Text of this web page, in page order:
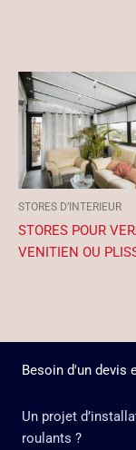
STORES D’INTERIEUR
STORES POUR
VENITIEN OU
Besoin d'un devis
Un projet
roulants ?